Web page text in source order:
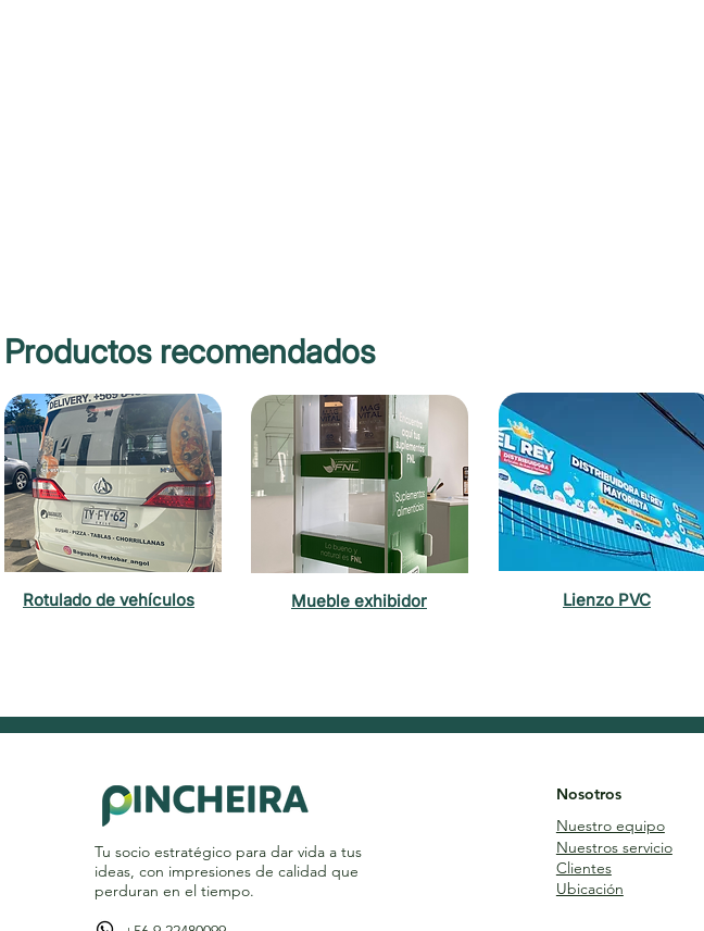
Rotulado de vehículos Mueble exhibidor Lienzo PVC
Productos recomendados
Tu socio estratégico para dar vida a tus
ideas, con impresiones de calidad que
perduran en el tiempo.
Nosotros
Nuestro equipo
Nuestros servicio
Clientes
Ubicación